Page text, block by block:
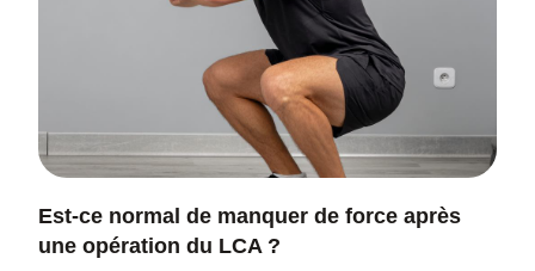
Est-ce normal de manquer de force après
une opération du LCA ?